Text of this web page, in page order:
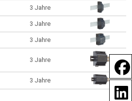
3 Jahre
3 Jahre
3 Jahre
3 Jahre
3 Jahre